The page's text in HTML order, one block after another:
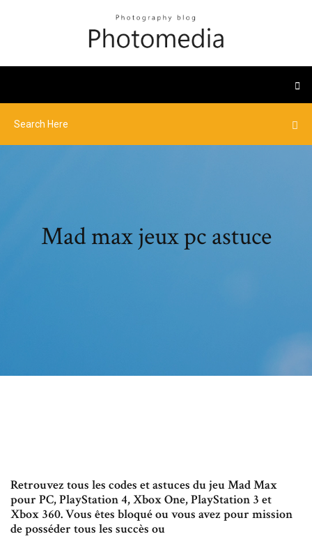
Mad max jeux pc astuce
Retrouvez tous les codes et astuces du jeu Mad Max
pour PC, PlayStation 4, Xbox One, PlayStation 3 et
Xbox 360. Vous êtes bloqué ou vous avez pour mission
de posséder tous les succès ou